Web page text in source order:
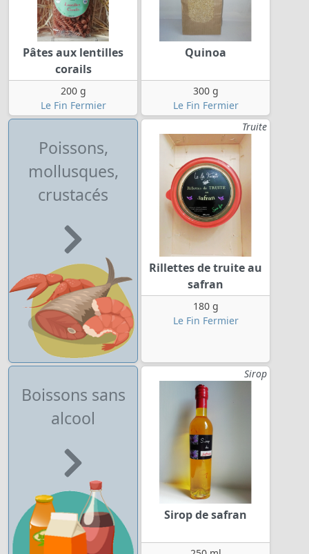
Pâtes aux lentilles
corails
200 g
Le Fin Fermier
Quinoa
300 g
Le Fin Fermier
Poissons,
mollusques,
crustacés
Truite
Rillettes de truite au
safran
180 g
Le Fin Fermier
Boissons sans
alcool
Sirop
Sirop de safran